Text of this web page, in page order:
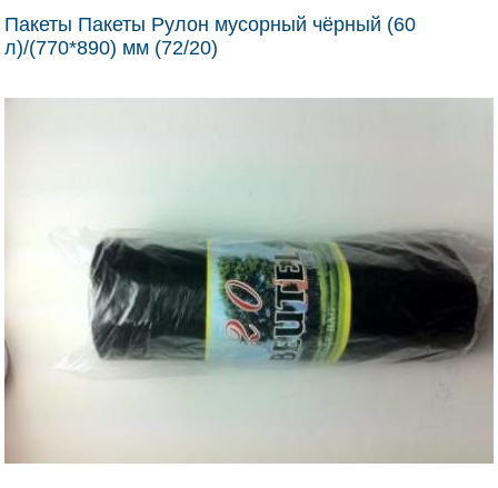
Пакеты Пакеты Рулон мусорный чёрный (60
л)/(770*890) мм (72/20)